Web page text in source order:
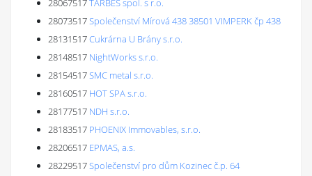
28067517TARBES spol. s r.o.
28073517Společenství Mírová 438 38501 VIMPERK čp 438
28131517Cukrárna U Brány s.r.o.
28148517 NightWorks s.r.o.
28154517SMC metal s.r.o.
28160517 HOT SPA s.r.o.
28177517 NDH s.r.o.
28183517 PHOENIX Immovables, s.r.o.
28206517 EPMAS, a.s.
28229517Společenství pro dům Kozinec č.p. 64